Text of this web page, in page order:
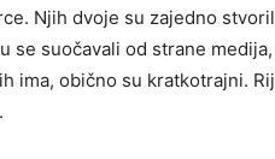
Njih dvoje su zajedno
se suočavali od strane
ima, obično su kratkotrajni.